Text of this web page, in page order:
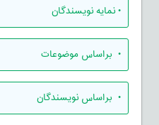
•نمایه نویسندگان
• براساس موضوعات
• براساس نویسندگان